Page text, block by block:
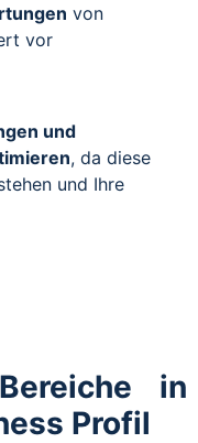
von
vor
und
, da diese
und Ihre
in
Profil